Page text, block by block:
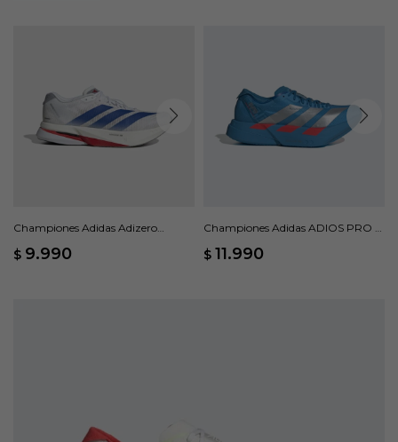
Championes Adidas Adizero
$ 9.990
Championes Adidas ADIOS PRO 4
$ 11.990